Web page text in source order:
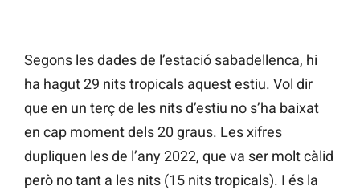
Segons les dades de l’estació sabadellenca, hi
ha hagut 29 nits tropicals aquest estiu. Vol dir
que en un terç de les nits d’estiu no s’ha baixat
en cap moment dels 20 graus. Les xifres
dupliquen les de l’any 2022, que va ser molt càlid
però no tant a les nits (15 nits tropicals). I és la